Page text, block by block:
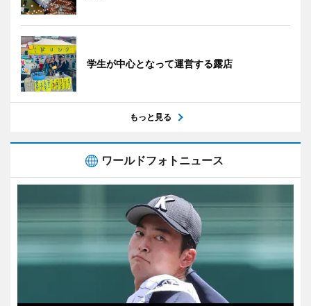
学生が中心となって運営する露店
もっと見る
ワールドフォトニュース